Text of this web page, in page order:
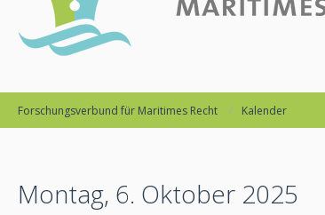
Forschungsverbund für Maritimes Recht Kalender
Montag, 6. Oktober 2025